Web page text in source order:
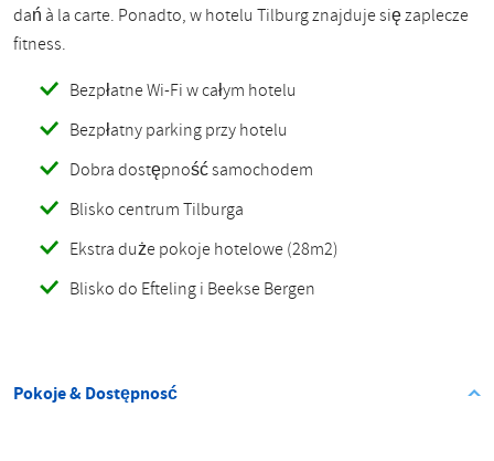
dań à la carte. Ponadto, w hotelu Tilburg znajduje się zaplecze
fitness.
Bezpłatne Wi-Fi w całym hotelu
Bezpłatny parking przy hotelu
Dobra dostępność samochodem
Blisko centrum Tilburga
Ekstra duże pokoje hotelowe (28m2)
Blisko do Efteling i Beekse Bergen
Pokoje & Dostępnosć